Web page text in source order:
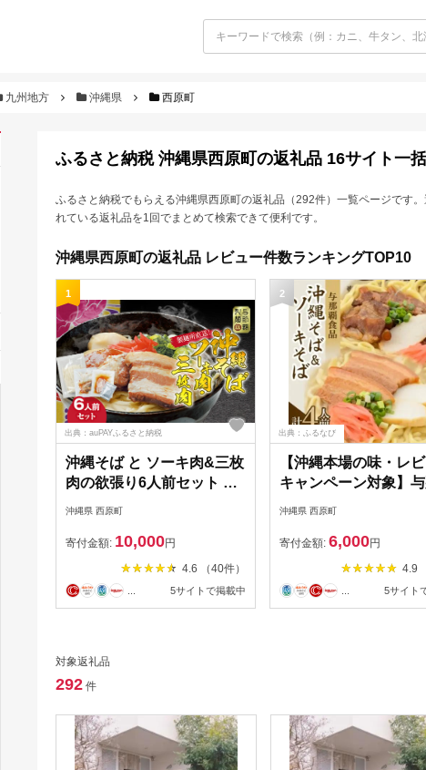
九州地方 沖縄県 西原町
ふるさと納税 沖縄県西原町の返礼品 16サイト一
ふるさと納税でもらえる沖縄県西原町の返礼品（292件）一覧ページです
れている返礼品を1回でまとめて検索できて便利です。
沖縄県西原町の返礼品 レビュー件数ランキングTOP10
1
出典：auPAYふるさと納税
沖縄そば と ソーキ肉&三枚
肉の欲張り6人前セット 本
格的な沖縄の味をご自宅で!
沖縄県 西原町
寄付金額: 10,000円
4.6 （40件）
5サイトで掲載中
2
出典：ふるなび
【沖縄本場の味・レ
キャンペーン対象】
食品の沖縄そば＆ソー
【1663185】
沖縄県 西原町
寄付金額: 6,000円
4.9
5サイト
対象返礼品
292 件